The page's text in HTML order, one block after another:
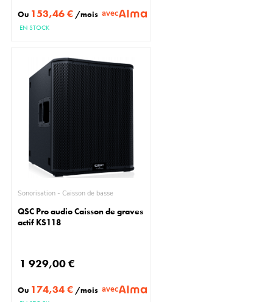
Ou 153,46 € /mois avec
EN STOCK
Sonorisation - Caisson de basse
QSC Pro audio Caisson de graves
actif KS118
1 929,00 €
Ou 174,34 € /mois avec